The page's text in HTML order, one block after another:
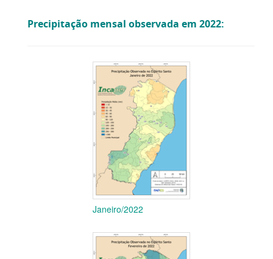
Precipitação mensal observada em 2022:
Janeiro/2022